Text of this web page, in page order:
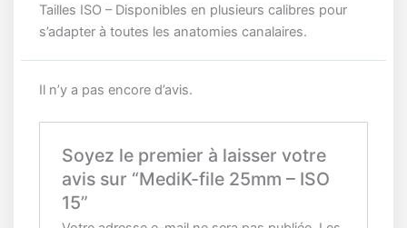
Tailles ISO – Disponibles en plusieurs calibres pour
s’adapter à toutes les anatomies canalaires.
Il n’y a pas encore d’avis.
Soyez le premier à laisser votre
avis sur “MediK-file 25mm – ISO
15”